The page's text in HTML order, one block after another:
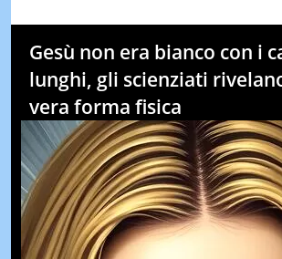
Gesù non era bianco con i
lunghi, gli scienziati
vera forma fisica